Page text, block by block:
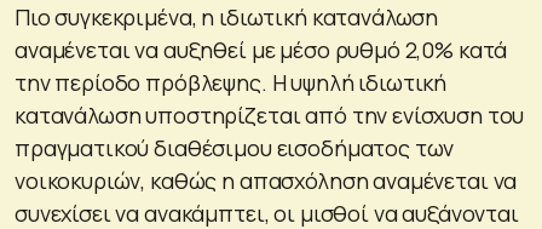
Πιο συγκεκριμένα, η ιδιωτική κατανάλωση
αναμένεται να αυξηθεί με μέσο ρυθμό 2,0% κατά
την περίοδο πρόβλεψης. Η υψηλή ιδιωτική
κατανάλωση υποστηρίζεται από την ενίσχυση του
πραγματικού διαθέσιμου εισοδήματος των
νοικοκυριών, καθώς η απασχόληση αναμένεται να
συνεχίσει να ανακάμπτει, οι μισθοί να αυξάνονται